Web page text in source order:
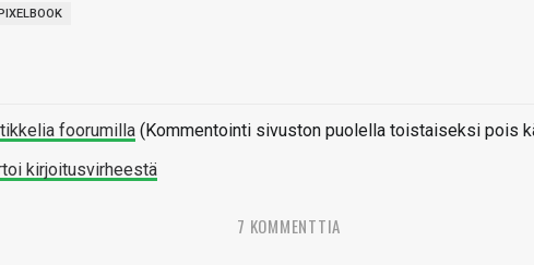
foorumilla (Kommentointi sivuston puolella toistaiseksi pois
kirjoitusvirheestä
7 KOMMENTTIA